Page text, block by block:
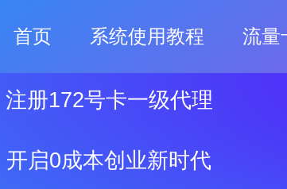
首页 系统使用教程 流量
注册172号卡一级代理
开启0成本创业新时代